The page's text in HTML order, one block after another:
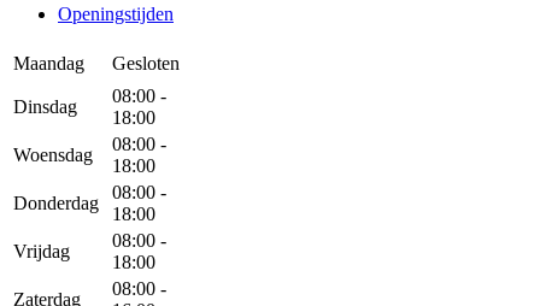
Openingstijden
Maandag Gesloten
Dinsdag
08:00 -
18:00
Woensdag
08:00 -
18:00
Donderdag
08:00 -
18:00
Vrijdag
08:00 -
18:00
Zaterdag
08:00 -